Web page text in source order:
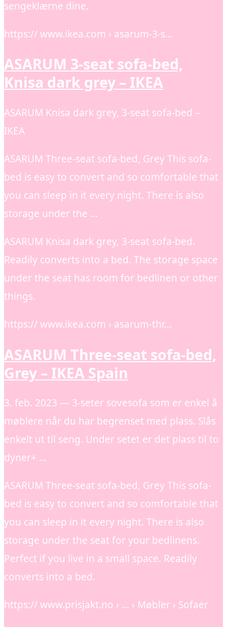
sengeklærne dine.
https:// www.ikea.com › asarum-3-s…
ASARUM 3-seat sofa-bed,
Knisa dark grey – IKEA
ASARUM Knisa dark grey, 3-seat sofa-bed –
IKEA
ASARUM Three-seat sofa-bed, Grey This sofa-
bed is easy to convert and so comfortable that
you can sleep in it every night. There is also
storage under the …
ASARUM Knisa dark grey, 3-seat sofa-bed.
Readily converts into a bed. The storage space
under the seat has room for bedlinen or other
things.
https:// www.ikea.com › asarum-thr…
ASARUM Three-seat sofa-bed,
Grey – IKEA Spain
3. feb. 2023 — 3-seter sovesofa som er enkel å
møblere når du har begrenset med plass. Slås
enkelt ut til seng. Under setet er det plass til to
dyner+ …
ASARUM Three-seat sofa-bed, Grey This sofa-
bed is easy to convert and so comfortable that
you can sleep in it every night. There is also
storage under the seat for your bedlinens.
Perfect if you live in a small space. Readily
converts into a bed.
https:// www.prisjakt.no › … › Møbler › Sofaer